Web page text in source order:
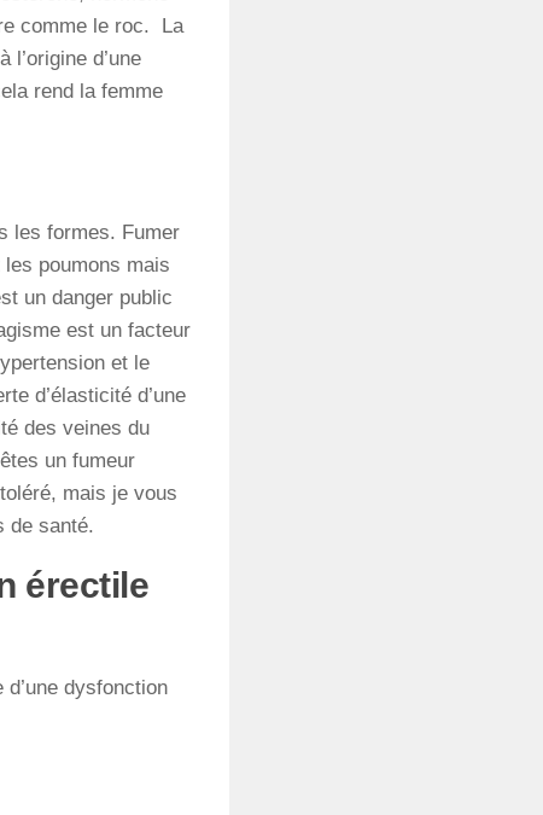
comme le roc. La
d’une
rend la femme
les formes. Fumer
les poumons mais
un danger public
est un facteur
et le
d’élasticité d’une
des veines du
un fumeur
mais je vous
de santé.
érectile
dysfonction